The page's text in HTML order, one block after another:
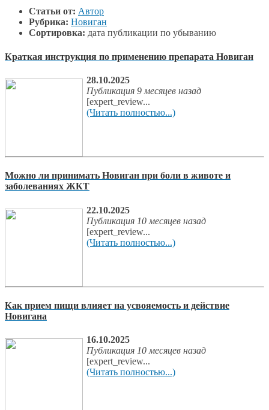
Статьи от: Автор
Рубрика: Новиган
Сортировка: дата публикации по убыванию
Краткая инструкция по применению препарата Новиган
28.10.2025
Публикация 9 месяцев назад
[expert_review...
(Читать полностью...)
Можно ли принимать Новиган при боли в животе и
заболеваниях ЖКТ
22.10.2025
Публикация 10 месяцев назад
[expert_review...
(Читать полностью...)
Как прием пищи влияет на усвояемость и действие
Новигана
16.10.2025
Публикация 10 месяцев назад
[expert_review...
(Читать полностью...)